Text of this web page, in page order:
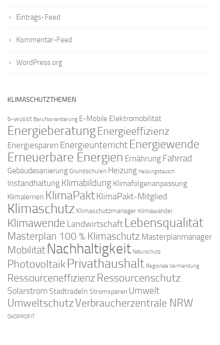
Eintrags-Feed
Kommentar-Feed
WordPress.org
KLIMASCHUTZTHEMEN
b-wusst Berufsorientierung E-Mobile Elektromobilität
EnergieberatungEnergieeffizienz
Energiesparen Energieunterricht Energiewende
Erneuerbare Energien Ernährung Fahrrad
Gebäudesanierung Grundschulen Heizung Heizungstausch
Instandhaltung Klimabildung Klimafolgenanpassung
Klimalernen KlimaPaktKlimaPakt-Mitglied
Klimaschutz Klimaschutzmanager Klimawandel
Klimawende Landwirtschaft Lebensqualität
Masterplan 100 % Klimaschutz Masterplanmanager
Mobilität Nachhaltigkeit Naturschutz
PhotovoltaikPrivathaushalt Regionale Vermarktung
Ressourceneffizienz Ressourcenschutz
Solarstrom Stadtradeln Stromsparen Umwelt
UmweltschutzVerbraucherzentrale NRW
ÖKOPROFIT